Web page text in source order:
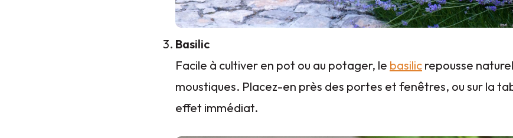
Basilic
Facile à cultiver en pot ou au potager, le basilic repousse
moustiques. Placez-en près des portes et fenêtres, ou sur la
effet immédiat.